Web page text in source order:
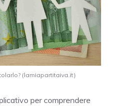
(lamiapartitaiva.it)
per comprendere